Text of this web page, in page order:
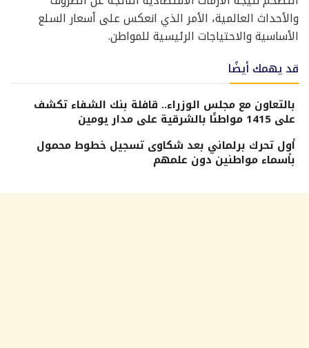
والأحداث العالمية، الأمر الذي انعكس على أسعار السلع
الأساسية والاحتياجات الرئيسية للمواطن.
قد يهمك أيضًا
بالتعاون مع مجلس الوزراء.. قافلة بنك الشفاء تكشف
على 1415 مواطنًا بالشرقية على مدار يومين
أول تحرك برلماني بعد شكاوى تسجيل خطوط محمول
بأسماء مواطنين دون علمهم